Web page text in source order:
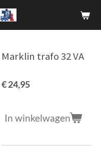
Marklin trafo 32 VA
€ 24,95
In winkelwagen